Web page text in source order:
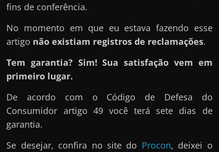
fins de conferência.
No momento em que eu estava fazendo esse
artigo não existiam registros de reclamações.
Tem garantia? Sim! Sua satisfação vem em
primeiro lugar.
De acordo com o Código de Defesa do
Consumidor artigo 49 você terá sete dias de
garantia.
Se desejar, confira no site do Procon, deixei o